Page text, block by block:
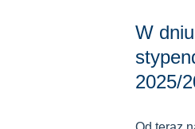
W
2025/